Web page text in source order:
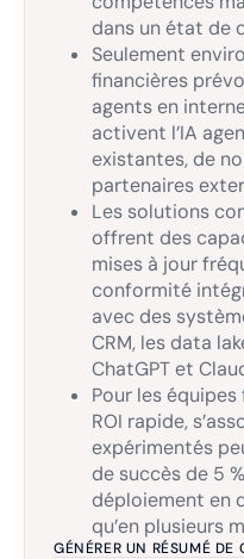
dans un état de
Seulement
financières
agents en
activent l’IA
existantes, de
partenaires
Les solutions
offrent des
mises à jour
conformité
avec des
CRM, les data
ChatGPT et
Pour les
ROI rapide,
expérimentés
de succès de 5
déploiement en
qu’en plusieurs
GÉNÉRER UN RÉSUMÉ